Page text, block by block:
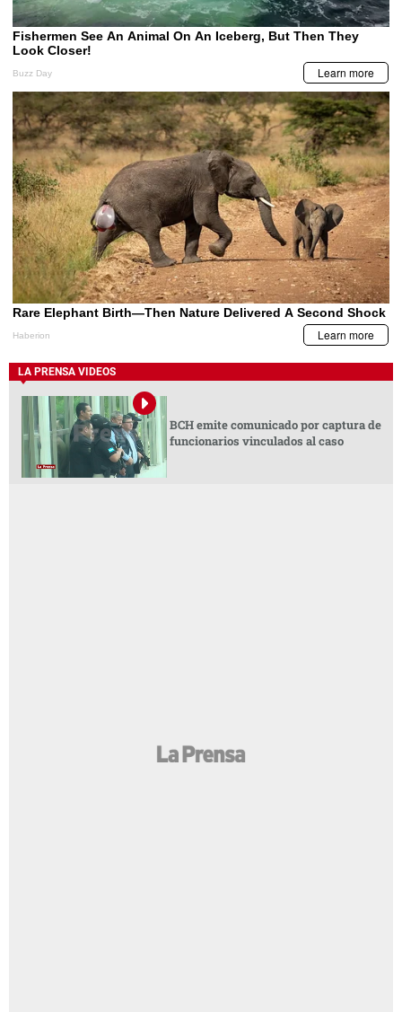
LA PRENSA VIDEOS
BCH emite comunicado por captura de
funcionarios vinculados al caso